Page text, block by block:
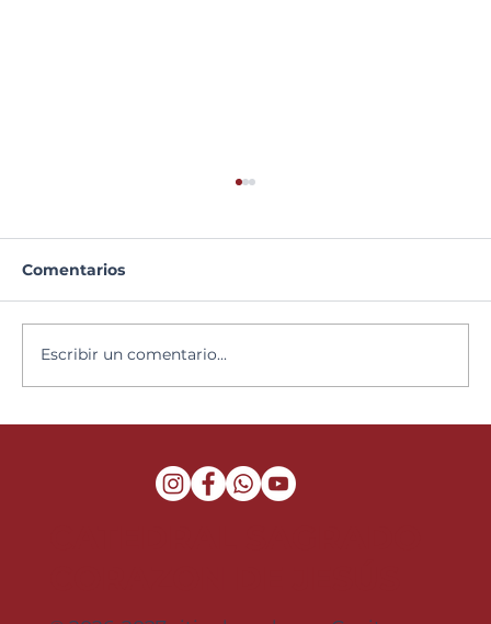
Comentarios
Escribir un comentario...